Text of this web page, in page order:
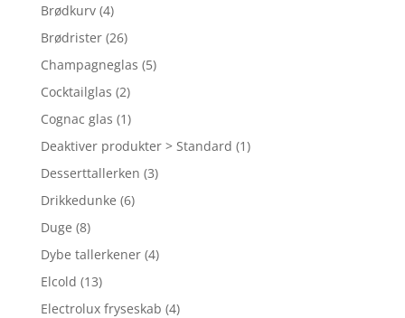
Brødkurv (4)
Brødrister (26)
Champagneglas (5)
Cocktailglas (2)
Cognac glas (1)
Deaktiver produkter > Standard (1)
Desserttallerken (3)
Drikkedunke (6)
Duge (8)
Dybe tallerkener (4)
Elcold (13)
Electrolux fryseskab (4)